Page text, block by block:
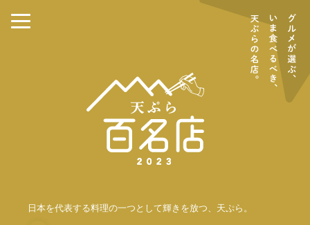
日本を代表する料理の一つとして輝きを放つ、天ぷら。